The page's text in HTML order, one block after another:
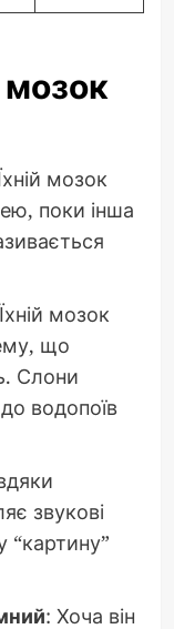
мозок
мозок
поки інша
мозок
що
Слони
водопоїв
звукові
: Хоча він